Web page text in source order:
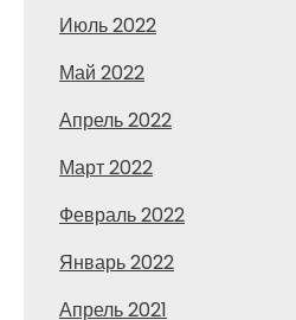
Июль 2022
Май 2022
Апрель 2022
Март 2022
Февраль 2022
Январь 2022
Апрель 2021